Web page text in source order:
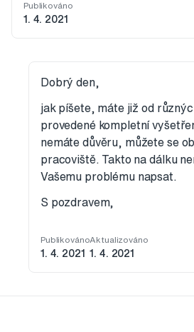
Publikováno
1. 4. 2021
Dobrý den,
jak píšete, máte již od
provedené kompletní
nemáte důvěru, můžete se
pracoviště. Takto na dálku
Vašemu problému napsat.
S pozdravem,
Publikováno
1. 4. 2021
Aktualizováno
1. 4. 2021